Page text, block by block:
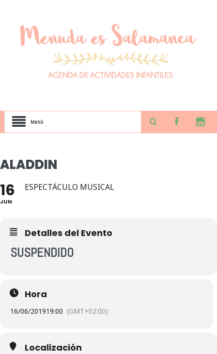
Menú
ALADDIN
16
JUN
ESPECTÁCULO MUSICAL
Detalles del Evento
SUSPENDIDO
Hora
16/06/201919:00 (GMT+02:00)
Localización